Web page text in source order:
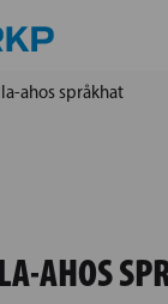
ahos språkhat
AHOS